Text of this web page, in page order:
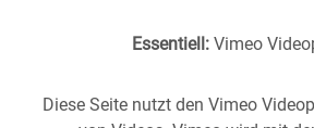
Stuttgart aus derVergangenheitin die
Historische Fotos aus Stuttgart im
zeitgenössischen Bildern.
Essentiell:Vimeo
Diese Seite nutzt den Vimeo